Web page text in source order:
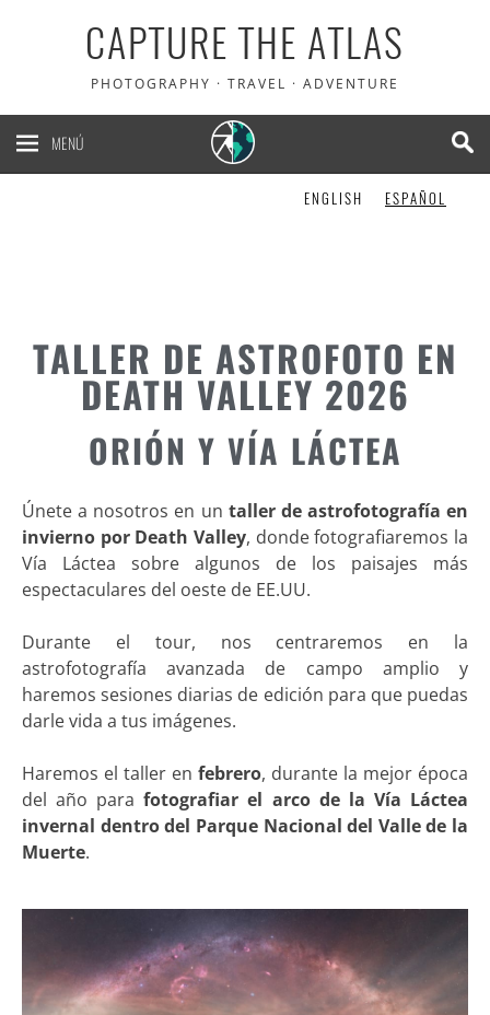
CAPTURE THE ATLAS
PHOTOGRAPHY · TRAVEL · ADVENTURE
MENÚ
ENGLISH ESPAÑOL
TALLER DE ASTROFOTO EN
DEATH VALLEY 2026
ORIÓN Y VÍA LÁCTEA
Únete a nosotros en un taller de astrofotografía en
invierno por Death Valley, donde fotografiaremos la
Vía Láctea sobre algunos de los paisajes más
espectaculares del oeste de EE.UU.
Durante el tour, nos centraremos en la
astrofotografía avanzada de campo amplio y
haremos sesiones diarias de edición para que puedas
darle vida a tus imágenes.
Haremos el taller en febrero, durante la mejor época
del año parafotografiar el arco de la Vía Láctea
invernal dentro del Parque Nacional del Valle de la
Muerte.